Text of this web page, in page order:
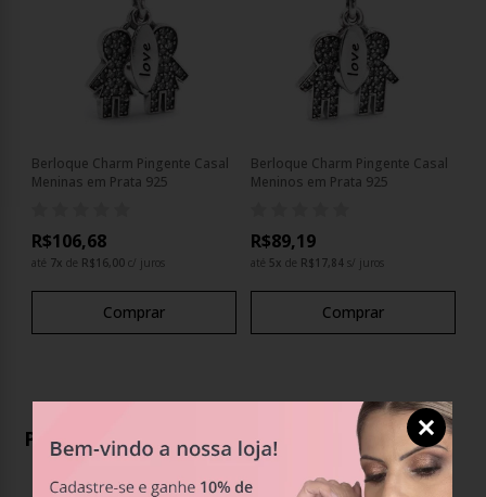
Berloque Charm Pingente Casal
Meninas em Prata 925
R$106,68
até 7x de R$16,00c/ juros
Comprar
Berloque Charm Pingente Casal
Meninos em Prata 925
R$89,19
até 5x de R$17,84s/ juros
Comprar
Produtos Relacionados